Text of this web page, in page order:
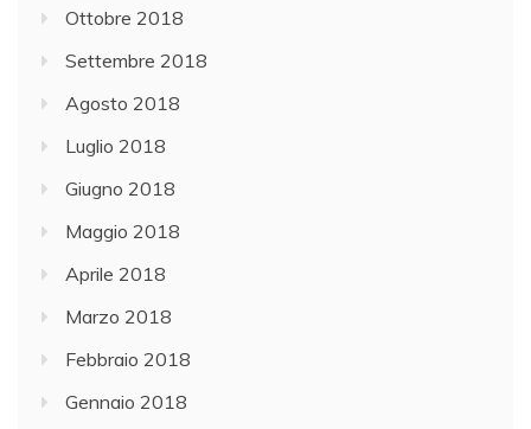
Ottobre 2018
Settembre 2018
Agosto 2018
Luglio 2018
Giugno 2018
Maggio 2018
Aprile 2018
Marzo 2018
Febbraio 2018
Gennaio 2018